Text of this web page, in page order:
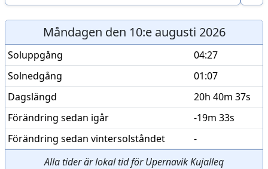
Måndagen den 10:e augusti 2026
Soluppgång
04:27
Solnedgång
01:07
Dagslängd
20h 40m 37s
Förändring sedan igår
-19m 33s
Förändring sedan vintersolståndet
-
Alla tider är lokal tid för Upernavik Kujalleq